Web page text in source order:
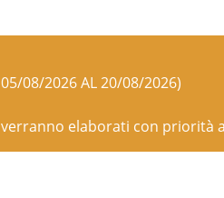
05/08/2026 AL 20/08/2026)
elaborati con priorità